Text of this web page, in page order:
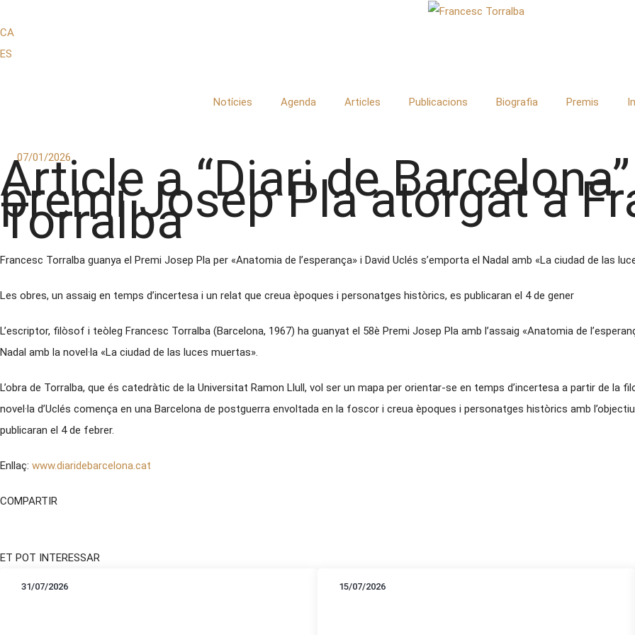
CA
ES
Notícies Agenda Articles Publicacions Biografia Premis
07/01/2026
Article a “Diari de
premi Josep Pla atorgat a
Torralba
Francesc Torralba guanya el Premi Josep Pla per «Anatomia de l’esperança» i David Uclés s’emporta el Nadal amb «La ciudad de las
Les obres, un assaig en temps d’incertesa i un relat que creua èpoques i personatges històrics, es publicaran el 4 de gener
L’escriptor, filòsof i teòleg Francesc Torralba (Barcelona, 1967) ha guanyat el 58è Premi Josep Pla amb l’assaig «Anatomia de
Nadal amb la novel·la «La ciudad de las luces muertas».
L’obra de Torralba, que és catedràtic de la Universitat Ramon Llull, vol ser un mapa per orientar-se en temps d’incertesa a partir de la
novel·la d’Uclés comença en una Barcelona de postguerra envoltada en la foscor i creua èpoques i personatges històrics amb
publicaran el 4 de febrer.
Enllaç: www.diaridebarcelona.cat
COMPARTIR
ET POT INTERESSAR
31/07/2026 15/07/2026